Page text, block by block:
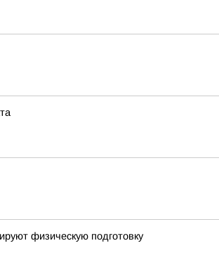
физическую подготовку